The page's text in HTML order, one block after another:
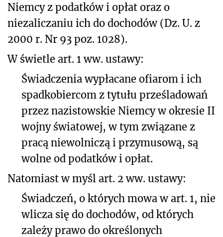
Niemcy z podatków i opłat oraz o
niezaliczaniu ich do dochodów (Dz. U. z
2000 r. Nr 93 poz. 1028).
W świetle art. 1 ww. ustawy:
Świadczenia wypłacane ofiarom i ich
spadkobiercom z tytułu prześladowań
przez nazistowskie Niemcy w okresie II
wojny światowej, w tym związane z
pracą niewolniczą i przymusową, są
wolne od podatków i opłat.
Natomiast w myśl art. 2 ww. ustawy:
Świadczeń, o których mowa w art. 1, nie
wlicza się do dochodów, od których
zależy prawo do określonych